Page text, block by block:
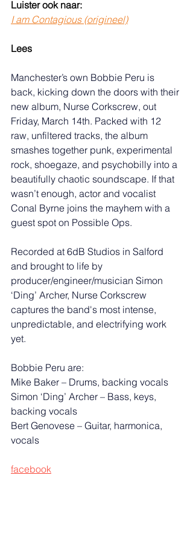
Luister ook naar:
I am Contagious (origineel)
Lees
Manchester’s own Bobbie Peru is
back, kicking down the doors with their
new album, Nurse Corkscrew, out
Friday, March 14th. Packed with 12
raw, unfiltered tracks, the album
smashes together punk, experimental
rock, shoegaze, and psychobilly into a
beautifully chaotic soundscape. If that
wasn’t enough, actor and vocalist
Conal Byrne joins the mayhem with a
guest spot on Possible Ops.
Recorded at 6dB Studios in Salford
and brought to life by
producer/engineer/musician Simon
‘Ding’ Archer, Nurse Corkscrew
captures the band's most intense,
unpredictable, and electrifying work
yet.
Bobbie Peru are:
Mike Baker – Drums, backing vocals
Simon ‘Ding’ Archer – Bass, keys,
backing vocals
Bert Genovese – Guitar, harmonica,
vocals
facebook